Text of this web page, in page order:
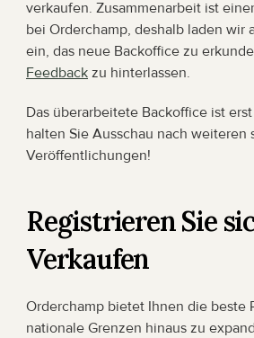
verkaufen. Zusammenarbeit ist
bei Orderchamp, deshalb laden wir
Feedback zu hinterlassen.
Das überarbeitete Backoffice ist
halten Sie Ausschau nach weiteren
Veröffentlichungen!
Registrieren Sie
Verkaufen
Orderchamp bietet Ihnen die beste
nationale Grenzen hinaus zu